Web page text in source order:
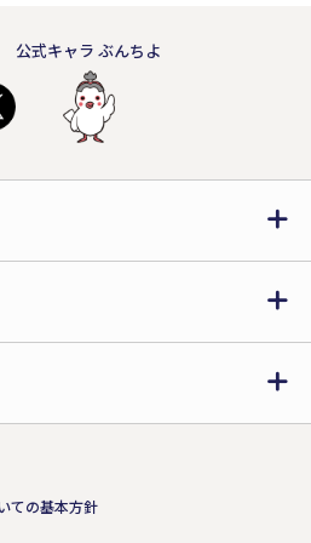
公式キャラ ぶんちよ
ての基本方針